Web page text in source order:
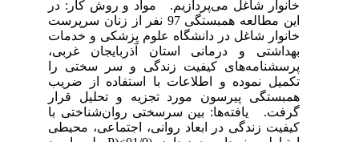
خانوار شاغل می‌پردازیم. مواد و روش کار: در
این مطالعه همبستگی 97 نفر از زنان سرپرست
خانوار شاغل در دانشگاه علوم پزشکی و خدمات
بهداشتی و درمانی استان آذربایجان غربی،
پرسشنامه‌های کیفیت زندگی و سر سختی را
تکمیل نموده و اطلاعات با استفاده از ضریب
همبستگی پیرسون مورد تجزیه و تحلیل قرار
گرفت. یافته‌ها: بین سرسختی روان‌شناختی با
کیفیت زندگی در ابعاد روانی، اجتماعی، محیطی